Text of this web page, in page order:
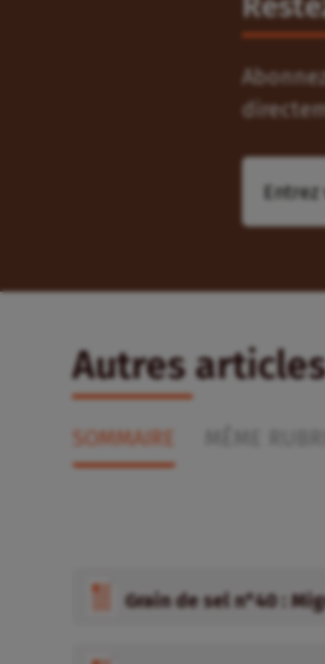
Autres
SOMMAIRE
Grain de sel n°40 :